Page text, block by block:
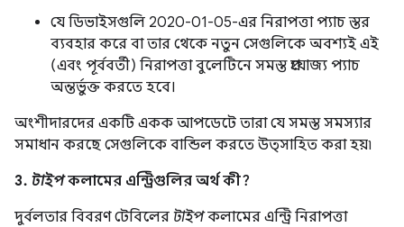
যে ডিভাইসগুলি 2020-01-05-এর নিরাপত্তা প্যাচ স্তর
ব্যবহার করে বা তার থেকে নতুন সেগুলিকে অবশ্যই এই
(এবং পূর্ববর্তী) নিরাপত্তা বুলেটিনে সমস্ত প্রযোজ্য প্যাচ
অন্তর্ভুক্ত করতে হবে।
অংশীদারদের একটি একক আপডেটে তারা যে সমস্ত সমস্যার
সমাধান করছে সেগুলিকে বান্ডিল করতে উত্সাহিত করা হয়৷
3. টাইপকলামের এন্ট্রিগুলির অর্থ কী?
দুর্বলতার বিবরণ টেবিলের টাইপকলামের এন্ট্রি নিরাপত্তা